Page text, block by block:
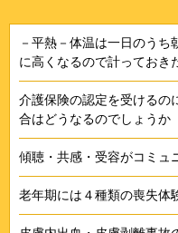
－平熱－体温は一日のうち
に高くなるので計っておき
介護保険の認定を受けるの
合はどうなるのでしょうか
傾聴・共感・受容がコミュ
老年期には４種類の喪失体